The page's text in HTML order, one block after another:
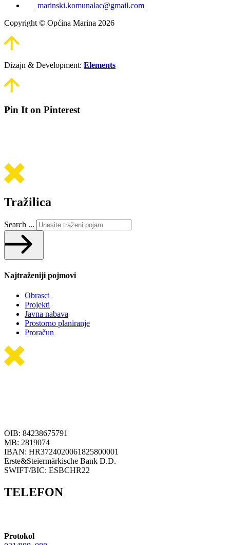
marinski.komunalac@gmail.com
Copyright © Općina Marina 2026
Dizajn & Development: Elements
Pin It on Pinterest
Tražilica
Search ...
Najtraženiji pojmovi
Obrasci
Projekti
Javna nabava
Prostorno planiranje
Proračun
OIB: 84238675791
MB: 2819074
IBAN: HR3724020061825800001
Erste&Steiermärkische Bank D.D.
SWIFT/BIC: ESBCHR22
TELEFON
Protokol